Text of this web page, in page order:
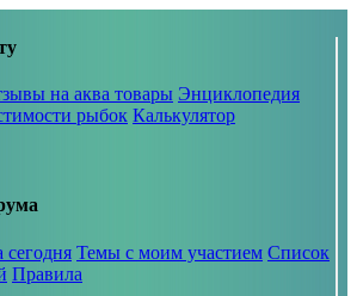
на аква товары Энциклопедия
рыбок Калькулятор
Темы с моим участием Список
Правила